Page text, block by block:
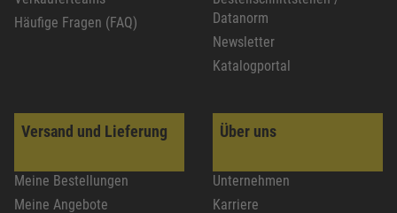
Häufige Fragen (FAQ)
Datanorm
Newsletter
Katalogportal
Versand und Lieferung
Meine Bestellungen
Meine Angebote
Über uns
Unternehmen
Karriere